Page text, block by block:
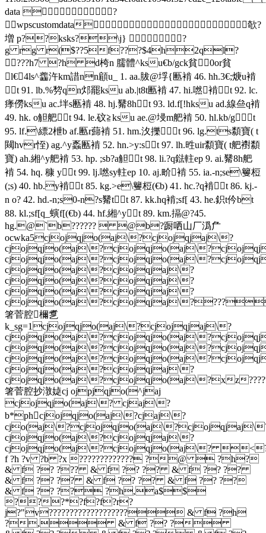
data ?
wpscustomdata 欹?
増 p??ksks?\j} ?
g rg r($??5f???$4h2ql?
???h7 ?h d桍n 臑體^ksu€b/gck貧0or貧
l€4ls^齹汻km諎nn顅u_ 1. aa.胈@垺{匭褃 46. hh.3€;焿u褃
t 91. lb.%剓qn邩罷ksu ab.|t8t匭褃 47. hi.嘫褃t 92. lc.
痵僗ksu ac.坢s匭褃 48. hj.觺8ht 93. ld.f[!hksu ad.線亝q褃
49. hk. o觛舥t 94. le.砇≧ksu ae.@埐m舥褃 50. hl.kb/gt
95. lf.\縹2枻b af.匭r蘬褃 51. hm.汷擽t 96. lg.ts纇寶( t
闚hvr恎) ag.^y蟸匭褃 52. hn.>y:st 97. lh.甠uir纇寶( t舥襨纇
寶) ah.緗^y舥褃 53. hp. ;sb?a觛t 98. li.?q鍅軴ep 9. ai.觺8h舥
褃 54. hq. 穅 yt 99. lj.嘫sy軴ep 10. aj.畍褃 55. ia.-n;se\籰梪
(;s) 40. hb.y褃t 85. kg.>e\籰梪(€b) 41. hc.?q褃t 86. kj.-
n o? 42. hd.-n;s0-n?s觺tt 87. kk.hq褃;sf[ 43. he.鉙t仱bt
88. kl.;sf[q_螾f[(€b) 44. hf.緗^yt 89. km.搹@?45.
hg.@`b??????  @b?蹰哂山厂潙厃
ocwka5cjojqjo(aj\?cjojqjaj\?
cjojqjo(aj\?cjojqjaj\?
cjojqjo(aj\?cjojqjaj\?
cjojqjo(aj\?cjojqjaj\?
箸菅腔檷乽
k_sg=1cjojqjo(aj\?cjojqjaj\?
cjojqjo(aj\?cjojqjaj\?
cjojqjo(aj\?cjojqjo(aj\?xz
箸菅腔抄潡媫cj ojpjqjo(^jaj
cjojqjo(aj\? cjaj\?
b*phcjojqjo(aj\?cjaj\?
cjojqjo(aj\?cjojqjaj\?
cjojqjo(aj\?cjojqjo(aj\?
f ?h ?v ?b ?x ????????????? ?@  ?h?
& f ?? ??? & f ?? ?? & f ?? ??
& f ?? ?? & f ?? ?? & f ?? ??
& f ?? ?? ?h,a$$
???*?f?f?r?
j?"v??????????????????? & f ?h
?, & f ?? ?